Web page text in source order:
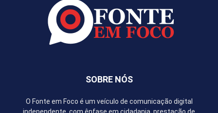
SOBRE NÓS
O Fonte em Foco é um veículo de comunicação digital